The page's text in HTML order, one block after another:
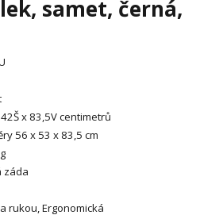
samet, černá,
x 83,5V centimetrů
56 x 53 x 83,5 cm
záda
rukou, Ergonomická